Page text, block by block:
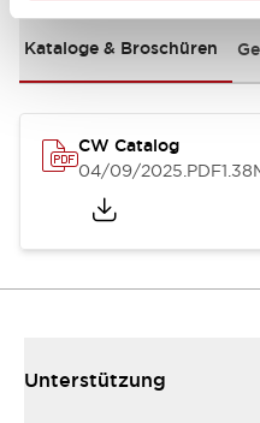
Kataloge & Broschüren
CW Catalog
04/09/2025.PDF
Unterstützung